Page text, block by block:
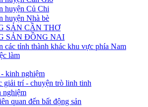
huyện Củ Chi
huyện Nhà bè
SẢN CẦN THƠ
SẢN ĐỒNG NAI
tỉnh thành khác khu vực phía Nam
làm
kinh nghiệm
trí - chuyện trò linh tinh
quan đến bất động sản